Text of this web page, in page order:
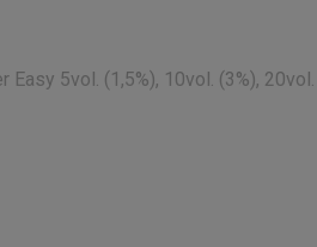
5vol. (1,5%), 10vol. (3%), 20vol.